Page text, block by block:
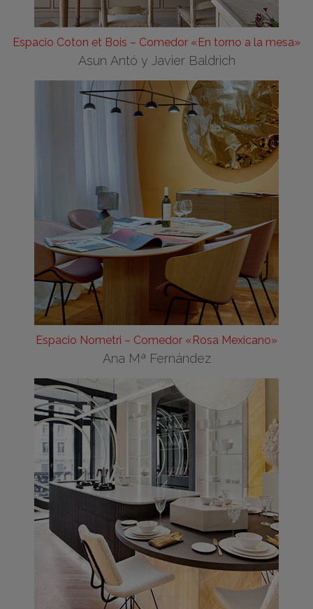
Espacio Coton et Bois – Comedor «En torno a la mesa»
Asun Antó y Javier Baldrich
Espacio Nometri – Comedor «Rosa Mexicano»
Ana Mª Fernández